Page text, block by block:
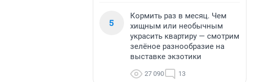
5
Кормить раз в месяц. Чем
хищным или необычным
украсить квартиру — смотрим
зелёное разнообразие на
выставке экзотики
27 090 13